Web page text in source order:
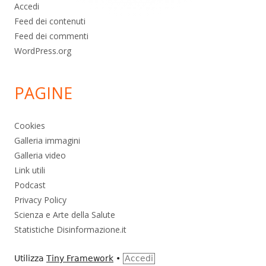
Accedi
Feed dei contenuti
Feed dei commenti
WordPress.org
PAGINE
Cookies
Galleria immagini
Galleria video
Link utili
Podcast
Privacy Policy
Scienza e Arte della Salute
Statistiche Disinformazione.it
Utilizza Tiny Framework • Accedi